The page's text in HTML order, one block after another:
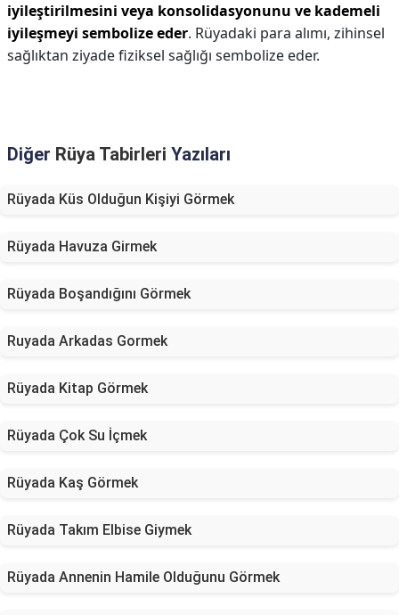
iyileştirilmesini veya konsolidasyonunu ve kademeli
iyileşmeyi sembolize eder. Rüyadaki para alımı, zihinsel
sağlıktan ziyade fiziksel sağlığı sembolize eder.
Diğer Rüya Tabirleri Yazıları
Rüyada Küs Olduğun Kişiyi Görmek
Rüyada Havuza Girmek
Rüyada Boşandığını Görmek
Ruyada Arkadas Gormek
Rüyada Kitap Görmek
Rüyada Çok Su İçmek
Rüyada Kaş Görmek
Rüyada Takım Elbise Giymek
Rüyada Annenin Hamile Olduğunu Görmek